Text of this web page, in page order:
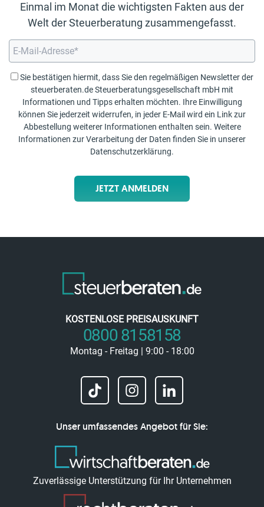
Einmal im Monat die wichtigsten Fakten aus der
Welt der Steuerberatung zusammengefasst.
Sie bestätigen hiermit, dass Sie den regelmäßigen Newsletter der
steuerberaten.de Steuerberatungsgesellschaft mbH mit
Informationen und Tipps erhalten möchten. Ihre Einwilligung
können Sie jederzeit widerrufen, in jeder E-Mail wird ein Link zur
Abbestellung weiterer Informationen enthalten sein. Weitere
Informationen zur Verarbeitung der Daten finden Sie in unserer
Datenschutzerklärung.
JETZT ANMELDEN
KOSTENLOSE PREISAUSKUNFT
0800 8158158
Montag - Freitag | 9:00 - 18:00
Unser umfassendes Angebot für Sie:
Zuverlässige Unterstützung für Ihr Unternehmen